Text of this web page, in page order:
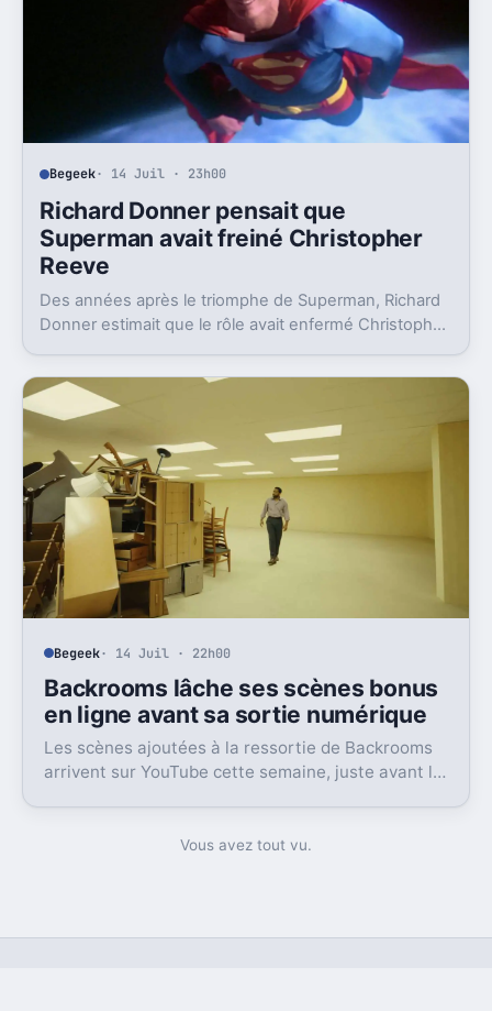
Begeek· 14 Juil · 23h00
Richard Donner pensait que
Superman avait freiné Christopher
Reeve
Des années après le triomphe de Superman, Richard
Donner estimait que le rôle avait enfermé Christopher
sortir.
Begeek· 14 Juil · 22h00
Backrooms lâche ses scènes bonus
en ligne avant sa sortie numérique
Les scènes ajoutées à la ressortie de Backrooms
arrivent sur YouTube cette semaine, juste avant la